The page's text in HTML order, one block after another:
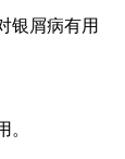
银屑病有用